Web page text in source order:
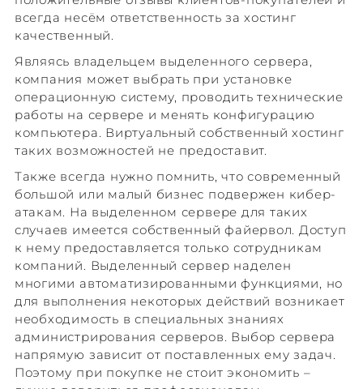
всегда несём ответственность за хостинг
качественный.
Являясь владельцем выделенного сервера,
компания может выбрать при установке
операционную систему, проводить технические
работы на сервере и менять конфигурацию
компьютера. Виртуальный собственный хостинг
таких возможностей не предоставит.
Также всегда нужно помнить, что современный
большой или малый бизнес подвержен кибер-
атакам. На выделенном сервере для таких
случаев имеется собственный файервол. Доступ
к нему предоставляется только сотрудникам
компаний. Выделенный сервер наделен
многими автоматизированными функциями, но
для выполнения некоторых действий возникает
необходимость в специальных знаниях
администрирования серверов. Выбор сервера
напрямую зависит от поставленных ему задач.
Поэтому при покупке не стоит экономить –